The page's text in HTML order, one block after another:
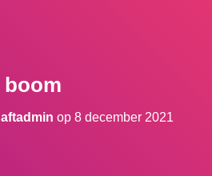
boom
aftadmin op 8 december 2021